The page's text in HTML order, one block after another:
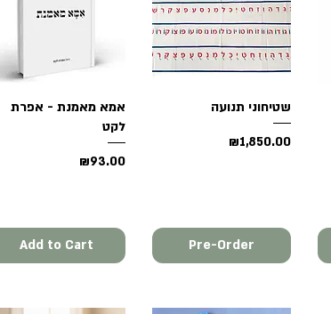
Quick View
אמא מאמנת - אפרת
לקט
Price
₪93.00
Add to Cart
Quick View
שטיחוני תנועה
Price
₪1,850.00
Pre-Order